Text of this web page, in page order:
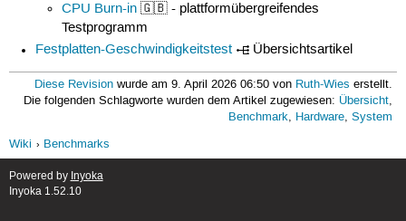
CPU Burn-in 🇬🇧 - plattformübergreifendes
Testprogramm
Festplatten-Geschwindigkeitstest
Übersichtsartikel
Diese Revision wurde am 9. April 2026 06:50 von Ruth-Wies erstellt.
Die folgenden Schlagworte wurden dem Artikel zugewiesen: Übersicht,
Benchmark, Hardware,System
Wiki
Benchmarks
Powered by Inyoka
Inyoka 1.52.10